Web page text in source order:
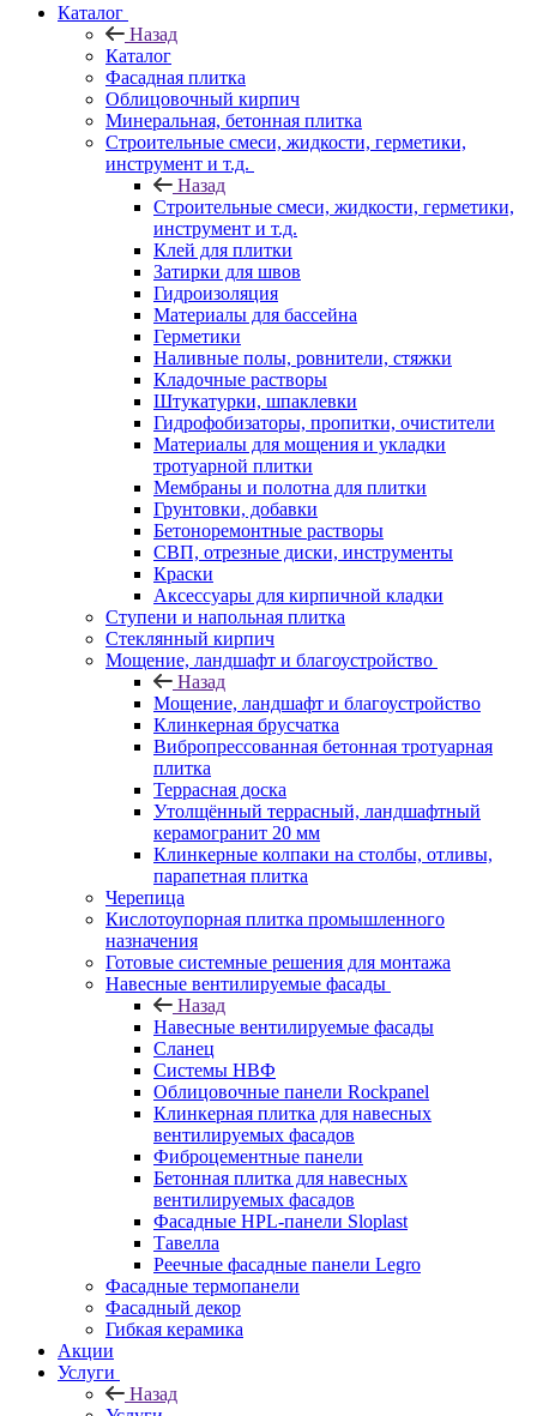
Каталог
Назад
Каталог
Фасадная плитка
Облицовочный кирпич
Минеральная, бетонная плитка
Строительные смеси, жидкости, герметики,
инструмент и т.д.
Назад
Строительные смеси, жидкости, герметики,
инструмент и т.д.
Клей для плитки
Затирки для швов
Гидроизоляция
Материалы для бассейна
Герметики
Наливные полы, ровнители, стяжки
Кладочные растворы
Штукатурки, шпаклевки
Гидрофобизаторы, пропитки, очистители
Материалы для мощения и укладки
тротуарной плитки
Мембраны и полотна для плитки
Грунтовки, добавки
Бетоноремонтные растворы
СВП, отрезные диски, инструменты
Краски
Аксессуары для кирпичной кладки
Ступени и напольная плитка
Cтеклянный кирпич
Мощение, ландшафт и благоустройство
Назад
Мощение, ландшафт и благоустройство
Клинкерная брусчатка
Вибропрессованная бетонная тротуарная
плитка
Террасная доска
Утолщённый террасный, ландшафтный
керамогранит 20 мм
Клинкерные колпаки на столбы, отливы,
парапетная плитка
Черепица
Кислотоупорная плитка промышленного
назначения
Готовые системные решения для монтажа
Навесные вентилируемые фасады
Назад
Навесные вентилируемые фасады
Сланец
Системы НВФ
Облицовочные панели Rockpanel
Клинкерная плитка для навесных
вентилируемых фасадов
Фиброцементные панели
Бетонная плитка для навесных
вентилируемых фасадов
Фасадные HPL-панели Sloplast
Тавелла
Реечные фасадные панели Legro
Фасадные термопанели
Фасадный декор
Гибкая керамика
Акции
Услуги
Назад